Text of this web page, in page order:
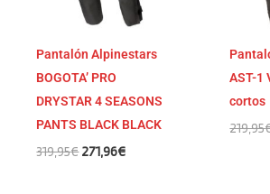
Pantalón Alpinestars
BOGOTA’ PRO
DRYSTAR 4 SEASONS
PANTS BLACK BLACK
319,95€271,96€
AST-1
cortos
219,95